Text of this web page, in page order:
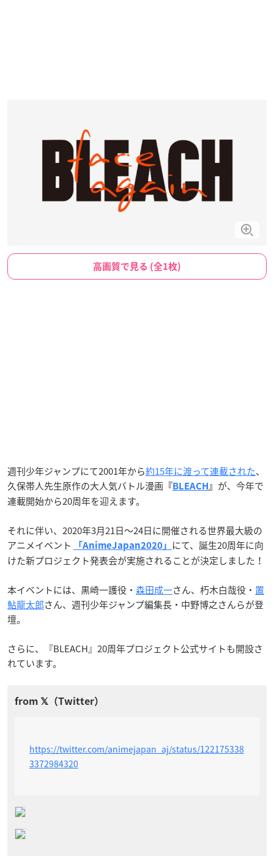
高画質で見る (全1枚)
週刊少年ジャンプにて2001年から約15年に渡って連載された、
久保帯人先生原作の大人気バトル漫画 『BLEACH 』 が、今年で
連載開始から20周年を迎えます。
それに伴い、2020年3月21日〜24日に開催される世界最大級の
アニメイベント
「AnimeJapan2020」
にて、誕生20周年に向
けた新プロジェクト発表会が実施されることが決定しました！
本イベントには、黒崎一護役・ 森田成一さん、朽木白哉役・ 置
鮎龍太郎さん、週刊少年ジャンプ編集長・中野博之さんらが登
壇。
さらに、『BLEACH』20周年プロジェクト公式サイトも開設さ
れています。
https://twitter.com/animejapan_aj/status/122175338
3372984320